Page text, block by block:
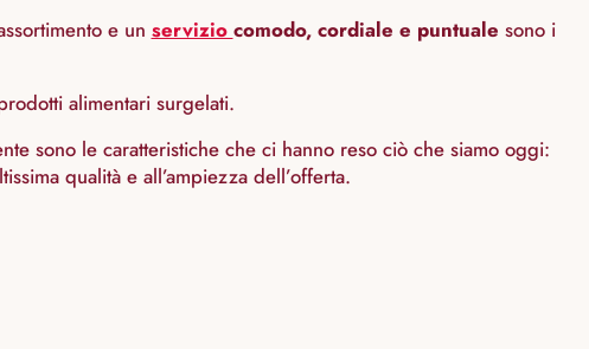
e un servizio comodo, cordiale e puntuale sono i
alimentari surgelati.
sono le caratteristiche che ci hanno reso ciò che siamo oggi:
qualità e all’ampiezza dell’offerta.